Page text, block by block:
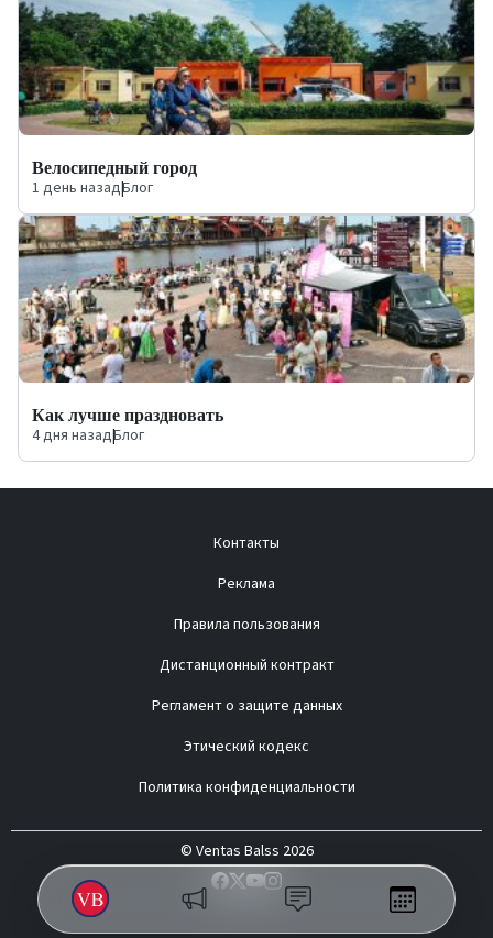
Велосипедный город
1 день назад|Блог
Как лучше праздновать
4 дня назад|Блог
Контакты
Реклама
Правила пользования
Дистанционный контракт
Регламент о защите данных
Этический кодекс
Политика конфиденциальности
© Ventas Balss 2026